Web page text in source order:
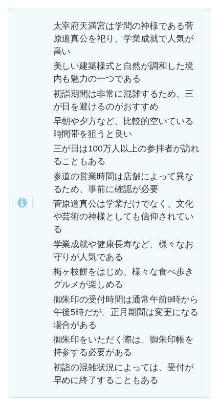
太宰府天満宮は学問の神様である菅
原道真公を祀り、学業成就で人気が
高い
美しい建築様式と自然が調和した境
内も魅力の一つである
初詣期間は非常に混雑するため、三
が日を避けるのがおすすめ
早朝や夕方など、比較的空いている
時間帯を狙うと良い
三が日は100万人以上の参拝者が訪れ
ることもある
参道の営業時間は店舗によって異な
るため、事前に確認が必要
菅原道真公は学業だけでなく、文化
や芸術の神様としても信仰されてい
る
学業成就や健康長寿など、様々なお
守りが人気である
梅ヶ枝餅をはじめ、様々な食べ歩き
グルメが楽しめる
御朱印の受付時間は通常午前9時から
午後5時だが、正月期間は変更になる
場合がある
御朱印をいただく際は、御朱印帳を
持参する必要がある
初詣の混雑状況によっては、受付が
早めに終了することもある